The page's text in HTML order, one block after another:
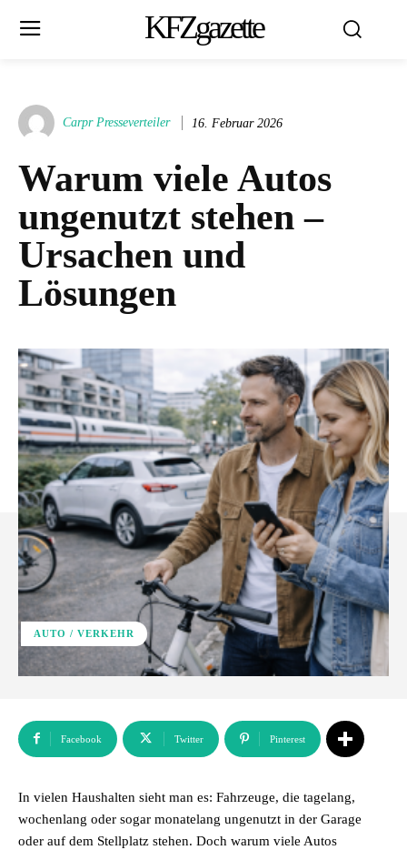
KFZgazette
Carpr Presseverteiler 16. Februar 2026
Warum viele Autos
ungenutzt stehen –
Ursachen und
Lösungen
AUTO / VERKEHR
Facebook Twitter Pinterest
In vielen Haushalten sieht man es: Fahrzeuge, die tagelang,
wochenlang oder sogar monatelang ungenutzt in der Garage
oder auf dem Stellplatz stehen. Doch warum viele Autos